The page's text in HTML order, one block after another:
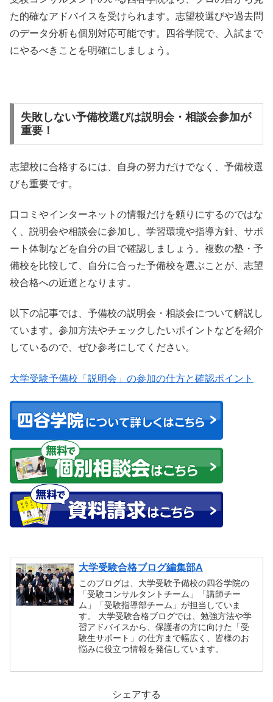
た的確なアドバイスを受けられます。志望校選びや過去問
のデータ分析も個別対応可能です。四谷学院で、入試まで
にやるべきことを明確にしましょう。
失敗しない予備校選びは説明会・相談会参加が
重要！
志望校に合格するには、自身の努力だけでなく、予備校選
びも重要です。
口コミやインターネットの情報だけを頼りにするのではな
く、説明会や相談会に参加し、学習環境や指導方針、サポ
ート体制などを自分の目で確認しましょう。複数の塾・予
備校を比較して、自分に合った予備校を選ぶことが、志望
校合格への近道となります。
以下の記事では、予備校の説明会・相談会について解説し
ています。参加方法やチェックしたいポイントなどを紹介
しているので、ぜひ参考にしてください。
大学受験予備校「説明会」の参加の仕方と確認ポイント
大学受験合格ブログ編集部A
このブログは、大学受験予備校の四谷学院の
「受験コンサルタントチーム」「講師チー
ム」「受験指導部チーム」が担当していま
す。 大学受験合格ブログでは、勉強方法や学
習アドバイスから、保護者の方に向けた「受
験生サポート」の仕方まで幅広く、皆様のお
悩みに役立つ情報を発信しています。
シェアする